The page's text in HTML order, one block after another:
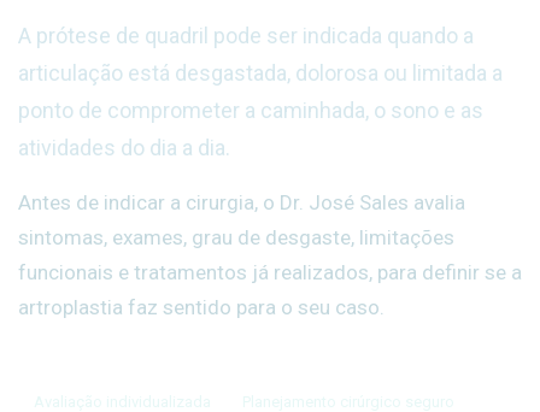
A prótese de quadril pode ser indicada quando a
articulação está desgastada, dolorosa ou limitada a
ponto de comprometer a caminhada, o sono e as
atividades do dia a dia.
Antes de indicar a cirurgia, o Dr. José Sales avalia
sintomas, exames, grau de desgaste, limitações
funcionais e tratamentos já realizados, para definir se a
artroplastia faz sentido para o seu caso.
Avaliação individualizada Planejamento cirúrgico seguro